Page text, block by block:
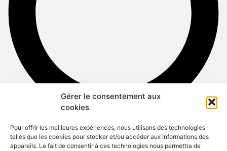
Gérer le consentement aux
cookies
Pour offrir les meilleures expériences, nous utilisons des technologies
telles que les cookies pour stocker et/ou accéder aux informations des
appareils. Le fait de consentir à ces technologies nous permettra de